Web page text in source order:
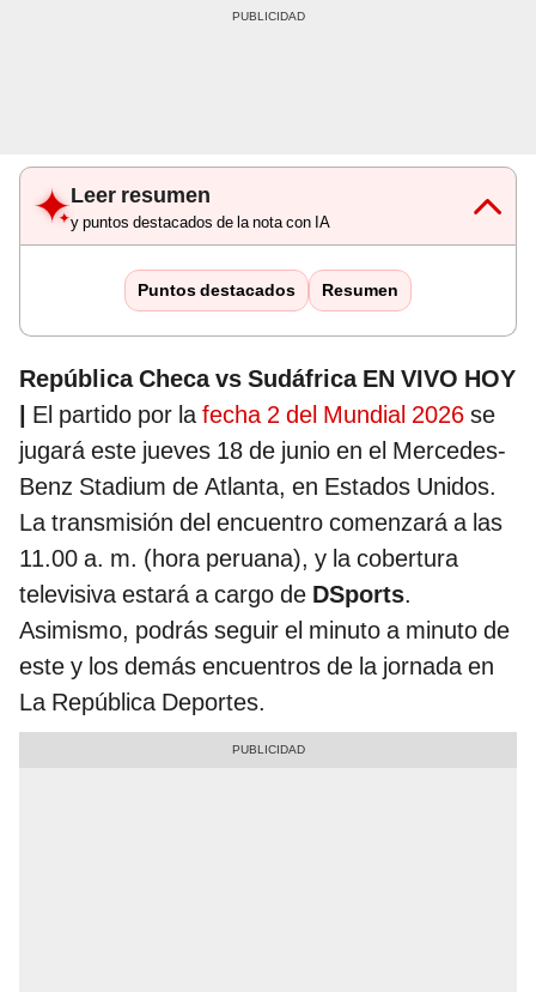
Leer resumen
y puntos destacados de la nota con IA
Puntos destacados Resumen
República Checa vs Sudáfrica EN VIVO HOY
| El partido por lafecha 2 del Mundial 2026 se
jugará este jueves 18 de junio en el Mercedes-
Benz Stadium de Atlanta, en Estados Unidos.
La transmisión del encuentro comenzará a las
11.00 a. m. (hora peruana), y la cobertura
televisiva estará a cargo de DSports.
Asimismo, podrás seguir el minuto a minuto de
este y los demás encuentros de la jornada en
La República Deportes.